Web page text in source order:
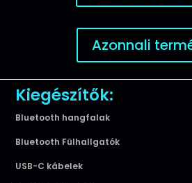
Azonnali
Kiegészítők:
Bluetooth hangfalak
Bluetooth Fülhallgatók
USB-C kábelek